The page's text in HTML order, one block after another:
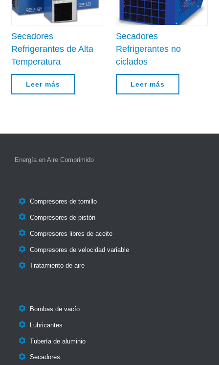
Secadores
Refrigerantes de Alta
Temperatura
Leer más
Secadores
Refrigerantes no
ciclados
Leer más
Energía en Aire Comprimido
 Compresores de tornillo
 Compresores de pistón
 Compresores libres de aceite
 Compresores de velocidad variable
 Tratamiento de aire
 Bombas de vacío
 Lubricantes
 Tubería de aluminio
 Secadores